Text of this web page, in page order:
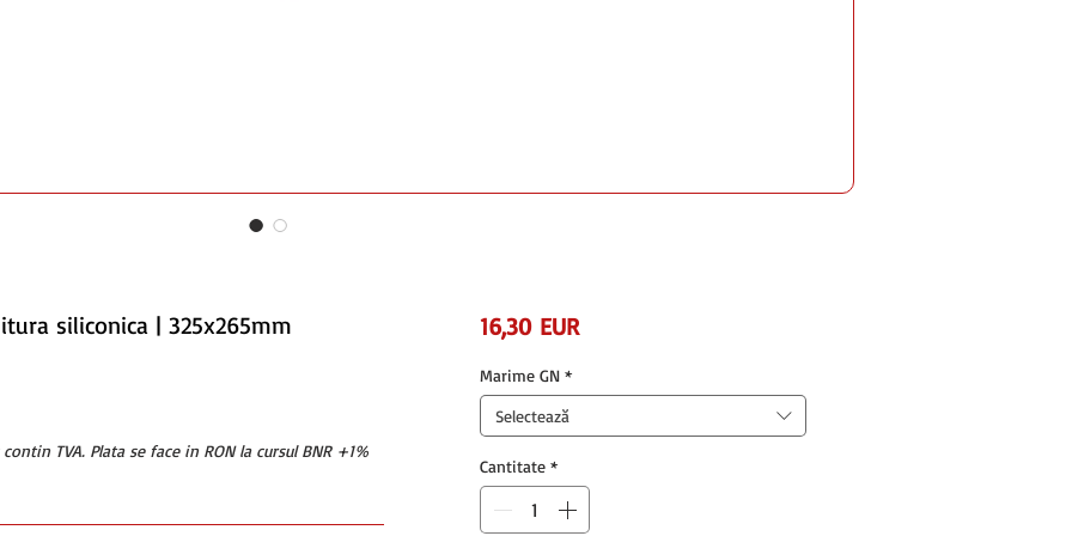
siliconica | 325x265mm
TVA. Plata se face in RON la cursul BNR +1%
16,30 EURPreț
Marime GN *
Selectează
Cantitate *